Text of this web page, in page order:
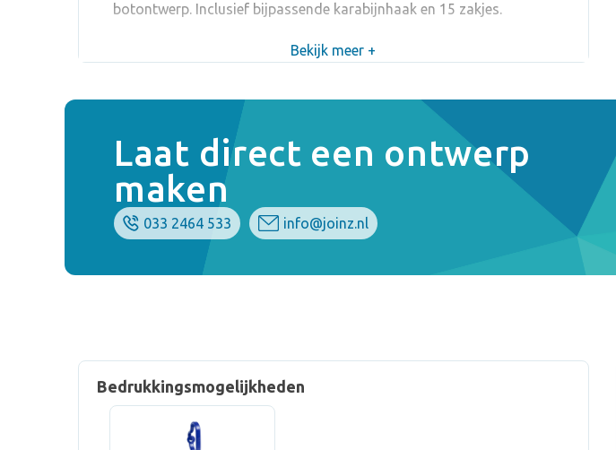
botontwerp. Inclusief bijpassende karabijnhaak en 15 zakjes.
Bekijk meer +
Laat direct een ontwerp
maken
033 2464 533 info@joinz.nl
Bedrukkingsmogelijkheden